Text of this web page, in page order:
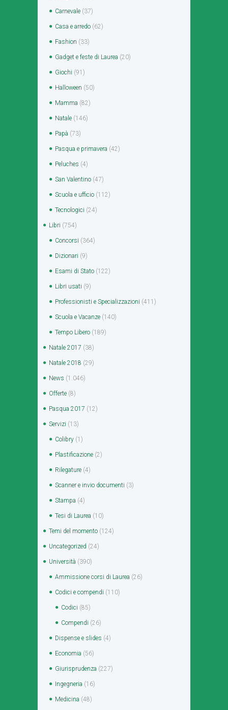
Carnevale (37)
Casa e arredo (62)
Fashion (33)
Gadget e feste di Laurea (20)
Giochi (91)
Halloween (50)
Mamma (82)
Natale (146)
Papà (73)
Pasqua e primavera (42)
Peluches (4)
San Valentino (47)
Scuola e ufficio (112)
Tecnologici (24)
Libri (754)
Concorsi (364)
Dizionari (9)
Esami di Stato (122)
Libri usati (9)
Professionisti e Specializzazioni (411)
Scuola e Vacanze (140)
Tempo Libero (189)
Natale 2017 (38)
Natale 2018 (29)
News (1.046)
Offerte (8)
Pasqua 2017 (12)
Servizi (13)
Colibry (1)
Plastificazione (2)
Rilegature (4)
Scanner e invio documenti (3)
Stampa (4)
Tesi di Laurea (10)
Temi del momento (124)
Uncategorized (24)
Università (390)
Ammissione corsi di Laurea (26)
Codici e compendi (110)
Codici (85)
Compendi (26)
Dispense e slides (4)
Economia (56)
Giurisprudenza (227)
Ingegneria (16)
Medicina (48)